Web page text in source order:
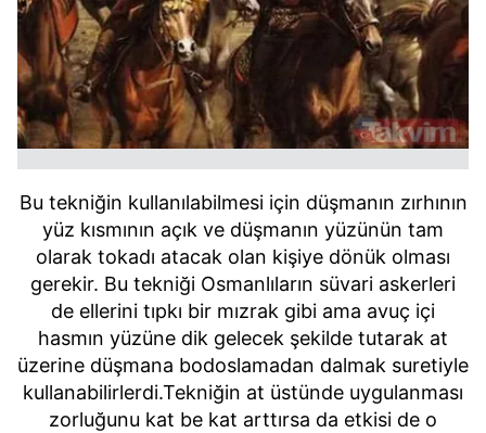
Bu tekniğin kullanılabilmesi için düşmanın zırhının
yüz kısmının açık ve düşmanın yüzünün tam
olarak tokadı atacak olan kişiye dönük olması
gerekir. Bu tekniği Osmanlıların süvari askerleri
de ellerini tıpkı bir mızrak gibi ama avuç içi
hasmın yüzüne dik gelecek şekilde tutarak at
üzerine düşmana bodoslamadan dalmak suretiyle
kullanabilirlerdi.Tekniğin at üstünde uygulanması
zorluğunu kat be kat arttırsa da etkisi de o